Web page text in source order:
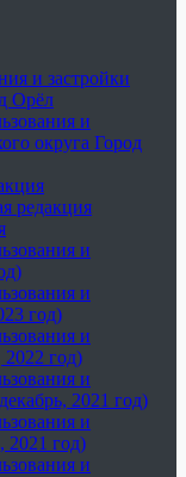
и застройки
Орёл
и
округа Город
редакция
и
и
год)
и
2022 год)
и
2021 год)
и
2021 год)
и